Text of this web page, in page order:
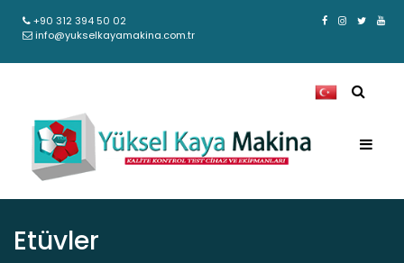
+90 312 394 50 02
info@yukselkayamakina.com.tr
Etüvler